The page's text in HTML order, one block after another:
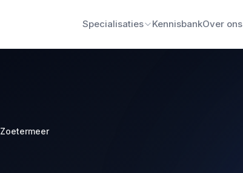
Specialisaties KennisbankOver ons
Zoetermeer